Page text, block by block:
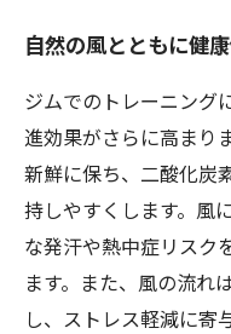
自然の風とともに健
ジムでのトレーニング
進効果がさらに高まり
新鮮に保ち、二酸化炭
持しやすくします。風
な発汗や熱中症リスク
ます。また、風の流れ
し、ストレス軽減に寄